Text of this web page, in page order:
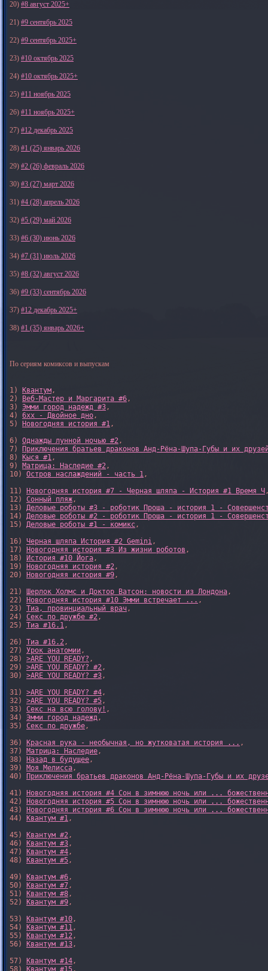
20) #8 август 2025+
21) #9 сентябрь 2025
22) #9 сентябрь 2025+
23) #10 октябрь 2025
24) #10 октябрь 2025+
25) #11 ноябрь 2025
26) #11 ноябрь 2025+
27) #12 декабрь 2025
28) #1 (25) январь 2026
29) #2 (26) февраль 2026
30) #3 (27) март 2026
31) #4 (28) апрель 2026
32) #5 (29) май 2026
33) #6 (30) июнь 2026
34) #7 (31) июль 2026
35) #8 (32) август 2026
36) #9 (33) сентябрь 2026
37) #12 декабрь 2025+
38) #1 (35) январь 2026+
По сериям комиксов и выпускам
1) Квантум,
2)
Веб-Мастер и Маргарита #6,
3) Эмми город надежд #3,
4) 6xx - Двойное дно,
5)
Новогодняя история #1,
6) Однажды лунной ночью #2,
7)
Приключения братьев драконов Анд-Рёна-Шупа-Губы и их
8)
Кыся #1,
9) Матрица: Наследие #2,
10) Остров наслаждений - часть 1,
11)
Новогодняя история #7 - Черная шляпа - История #1 Время Ч
12) Сонный пляж,
13) Деловые роботы #3 - роботик Проша - история 1 -
14) Деловые роботы #2 - роботик Проша - история 1 -
15) Деловые роботы #1 - комикс,
16) Черная шляпа История #2 Gemini,
17)
Новогодняя история #3 Из жизни роботов ,
18)
История #10 Йога,
19)
Новогодняя история #2,
20)
Новогодняя история #9,
21) Шерлок Холмс и Доктор Ватсон: новости из Лондона,
22)
Новогодняя история #10 Эмми встречает ... ,
23) Тиа, провинциальный врач,
24) Секс по дружбе #2,
25) Тиа #16.1,
26) Тиа #16.2,
27) Урок анатомии,
28) >ARE YOU READY? ,
29) >ARE YOU READY? #2,
30) >ARE YOU READY? #3,
31) >ARE YOU READY? #4,
32) >ARE YOU READY? #5,
33) Секс на всю голову! ,
34) Эмми город надежд,
35) Секс по дружбе,
36)
Красная рука - необычная, но жутковатая история ... ,
37) Матрица: Наследие,
38)
Назад в будущее,
39) Моя Мелисса,
40)
Приключения братьев драконов Анд-Рёна-Шупа-Губы и их
41)
Новогодняя история #4 Сон в зимнюю ночь или ...
42)
Новогодняя история #5 Сон в зимнюю ночь или ...
43)
Новогодняя история #6 Сон в зимнюю ночь или ...
44)
Квантум #1,
45)
Квантум #2,
46)
Квантум #3,
47)
Квантум #4,
48)
Квантум #5,
49)
Квантум #6,
50)
Квантум #7,
51)
Квантум #8,
52)
Квантум #9,
53)
Квантум #10,
54)
Квантум #11,
55)
Квантум #12,
56)
Квантум #13,
57)
Квантум #14,
58)
Квантум #15,